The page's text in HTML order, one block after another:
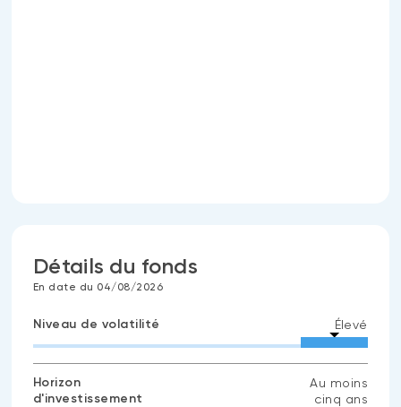
Détails du fonds
En date du 04/08/2026
Niveau de volatilité Élevé
Horizon
d'investissement
Au moins
cinq ans